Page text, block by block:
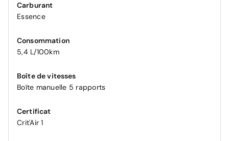
Carburant
Essence
Consommation
5,4 L/100km
Boîte de vitesses
Boîte manuelle 5 rapports
Certificat
Crit'Air 1